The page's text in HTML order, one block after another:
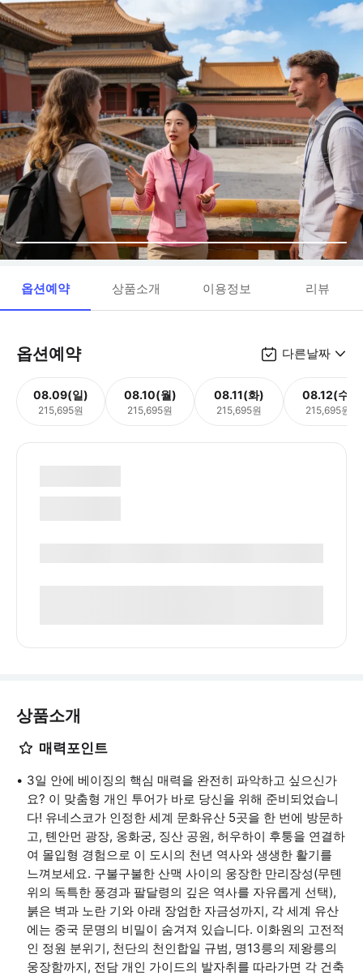
옵션예약 상품소개 이용정보 리뷰
옵션예약 다른날짜
08.09(일)
215,695원
08.10(월)
215,695원
08.11(화)
215,695원
08.12(수)
215,695원
상품소개
매력포인트
3일 안에 베이징의 핵심 매력을 완전히 파악하고 싶으신가
요? 이 맞춤형 개인 투어가 바로 당신을 위해 준비되었습니
다! 유네스코가 인정한 세계 문화유산 5곳을 한 번에 방문하
고, 톈안먼 광장, 옹화궁, 징산 공원, 허우하이 후퉁을 연결하
여 몰입형 경험으로 이 도시의 천년 역사와 생생한 활기를
느껴보세요. 구불구불한 산맥 사이의 웅장한 만리장성(무톈
위의 독특한 풍경과 팔달령의 깊은 역사를 자유롭게 선택),
붉은 벽과 노란 기와 아래 장엄한 자금성까지, 각 세계 유산
에는 중국 문명의 비밀이 숨겨져 있습니다. 이화원의 고전적
인 정원 분위기, 천단의 천인합일 규범, 명13릉의 제왕릉의
웅장함까지, 전담 개인 가이드의 발자취를 따라가면 각 건축